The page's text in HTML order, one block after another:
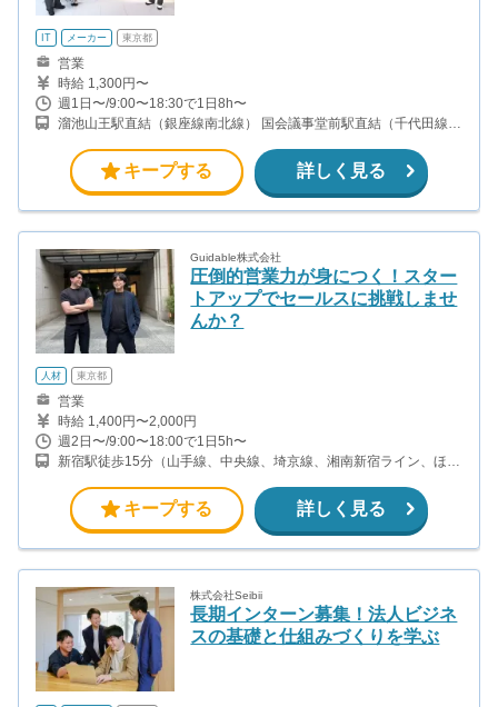
IT メーカー 東京都
営業
時給 1,300円〜
週1日〜/9:00〜18:30で1日8h〜
溜池山王駅直結（銀座線南北線） 国会議事堂前駅直結（千代田線丸
ら徒歩約5分（日比谷線）
キープする 詳しく見る
Guidable株式会社
圧倒的営業力が身につく！スター
トアップでセールスに挑戦しませ
んか？
人材 東京都
営業
時給 1,400円〜2,000円
週2日〜/9:00〜18:00で1日5h〜
新宿駅徒歩15分（山手線、中央線、埼京線、湘南新宿ライン、ほ
新宿線、京王新線)
キープする 詳しく見る
株式会社Seibii
長期インターン募集！法人ビジネ
スの基礎と仕組みづくりを学ぶ